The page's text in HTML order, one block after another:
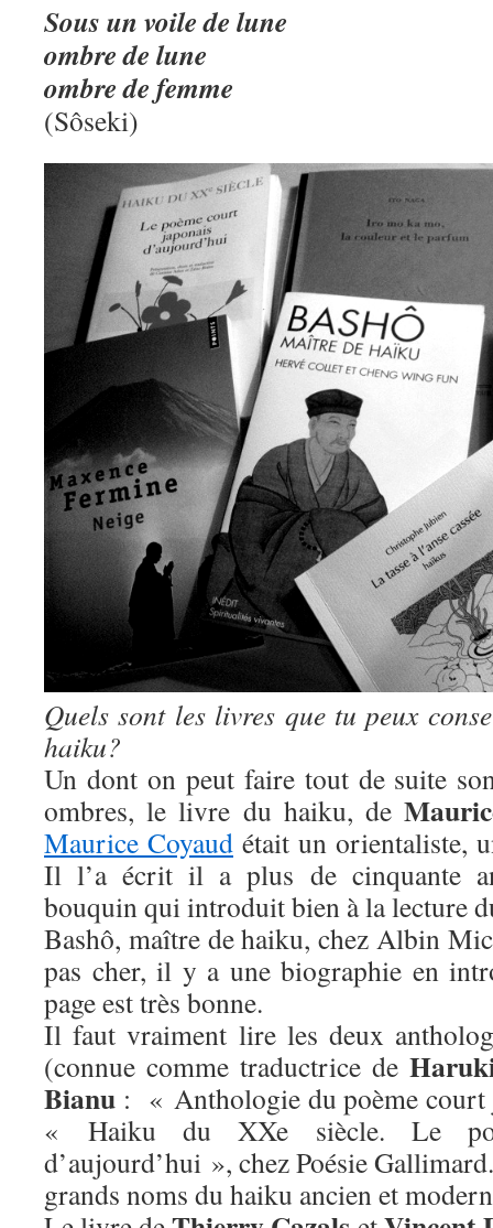
Sous un voile de lune
ombre de lune
ombre de femme
(Sôseki)
Quels sont les livres que tu peux
haiku?
Un dont on peut faire tout de suite
ombres, le livre du haiku, de
Maurice Coyaud était un orientaliste,
Il l’a écrit il a plus de cinquante
bouquin qui introduit bien à la lecture
Bashô, maître de haiku, chez Albin
pas cher, il y a une biographie en
page est très bonne.
Il faut vraiment lire les deux
(connue comme traductrice de
Bianu : « Anthologie du poème court
« Haiku du XXe siècle. Le
d’aujourd’hui », chez Poésie
grands noms du haiku ancien et